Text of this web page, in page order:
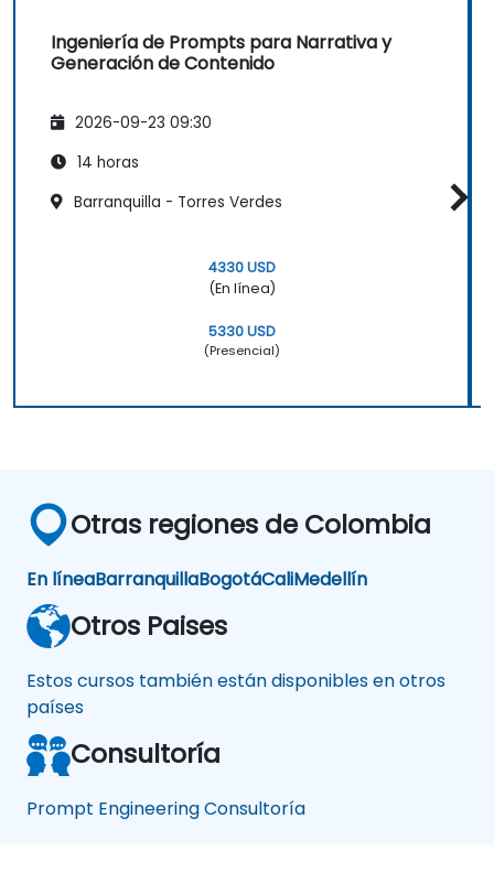
Ingeniería de Prompts para Narrativa y
Generación de Contenido
2026-09-23 09:30
14 horas
Barranquilla - Torres Verdes
4330 USD
(En línea)
5330 USD
(Presencial)
Otras regiones de Colombia
En líneaBarranquillaBogotáCaliMedellín
Otros Paises
Estos cursos también están disponibles en otros
países
Consultoría
Prompt Engineering Consultoría